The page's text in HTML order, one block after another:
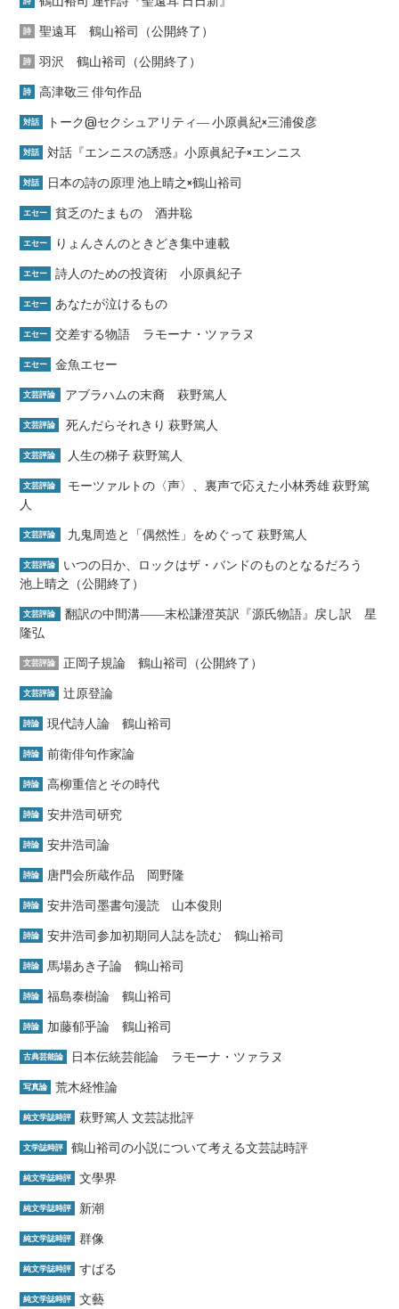
詩 聖遠耳 鶴山裕司（公開終了）
詩 羽沢 鶴山裕司（公開終了）
詩 高津敬三 俳句作品
対話 トーク@セクシュアリティ― 小原眞紀×三浦俊彦
対話 対話『エンニスの誘惑』小原眞紀子×エンニス
対話 日本の詩の原理 池上晴之×鶴山裕司
エセー 貧乏のたまもの 酒井聡
エセー りょんさんのときどき集中連載
エセー 詩人のための投資術 小原眞紀子
エセー あなたが泣けるもの
エセー 交差する物語 ラモーナ・ツァラヌ
エセー 金魚エセー
文芸評論 アブラハムの末裔 萩野篤人
文芸評論 死んだらそれきり 萩野篤人
文芸評論 人生の梯子 萩野篤人
文芸評論
モーツァルトの〈声〉、裏声で応えた小林秀雄 萩野篤
人
文芸評論 九鬼周造と「偶然性」をめぐって 萩野篤人
文芸評論
いつの日か、ロックはザ・バンドのものとなるだろう
池上晴之（公開終了）
文芸評論
翻訳の中間溝――末松謙澄英訳『源氏物語』戻し訳 星
隆弘
文芸評論 正岡子規論 鶴山裕司（公開終了）
文芸評論 辻原登論
詩論 現代詩人論 鶴山裕司
詩論 前衛俳句作家論
詩論 高柳重信とその時代
詩論 安井浩司研究
詩論 安井浩司論
詩論 唐門会所蔵作品 岡野隆
詩論 安井浩司墨書句漫読 山本俊則
詩論 安井浩司参加初期同人誌を読む 鶴山裕司
詩論 馬場あき子論 鶴山裕司
詩論 福島泰樹論 鶴山裕司
詩論 加藤郁乎論 鶴山裕司
古典芸能論 日本伝統芸能論 ラモーナ・ツァラヌ
写真論 荒木経惟論
純文学誌時評 萩野篤人 文芸誌批評
文学誌時評 鶴山裕司の小説について考える文芸誌時評
純文学誌時評 文學界
純文学誌時評 新潮
純文学誌時評 群像
純文学誌時評 すばる
純文学誌時評 文藝